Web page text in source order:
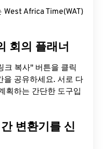
Africa Time(WAT)
회의 플래너
크 복사" 버튼을 클릭
을 공유하세요. 서로 다
획하는 간단한 도구입
변환기를 신